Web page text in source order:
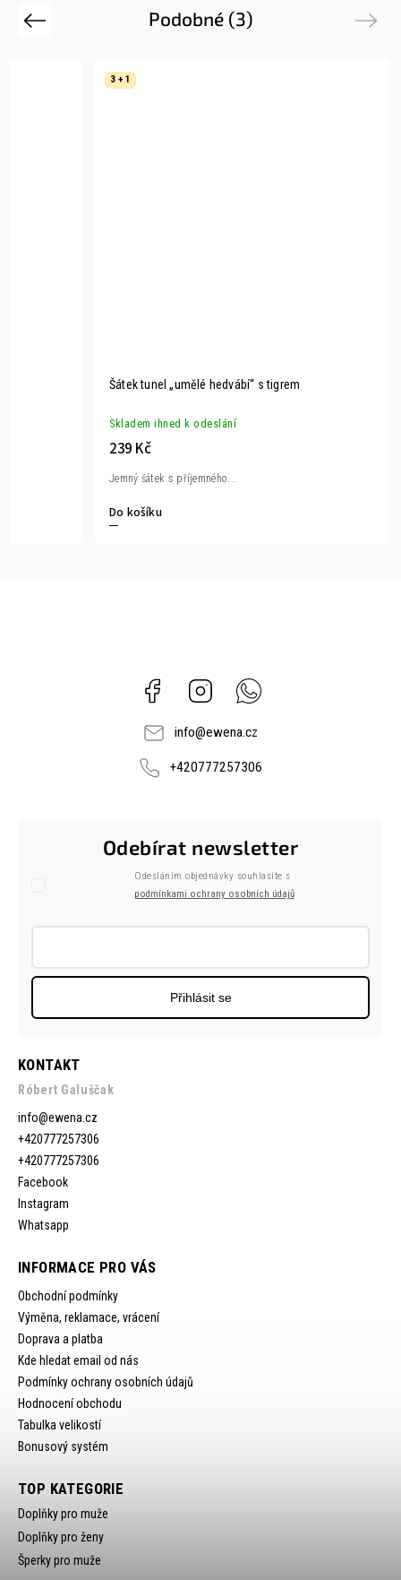
Podobné (3)
Previous
3 + 1
Šátek tunel „umělé hedvábí“ s tigrem
Skladem ihned k odeslání
239 Kč
Do košíku
Jemný šátek s příjemného...
Next
Facebook Instagram
info@ewena.cz
+420777257306
KONTAKT
Róbert Galuščak
info@ewena.cz
+420777257306
+420777257306
Facebook
Instagram
Whatsapp
INFORMACE PRO VÁS
Obchodní podmínky
Výměna, reklamace, vrácení
Doprava a platba
Kde hledat email od nás
Podmínky ochrany osobních údajů
Hodnocení obchodu
Tabulka velikostí
Bonusový systém
Odebírat newsletter
Odesláním objednávky souhlasíte s
podmínkami ochrany osobních údajů
Přihlásit se
TOP KATEGORIE
Doplňky pro muže
Doplňky pro ženy
Šperky pro muže